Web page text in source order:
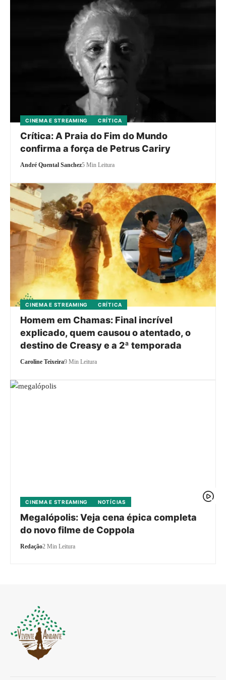
CINEMA E STREAMING CRÍTICA
Crítica: A Praia do Fim do Mundo
confirma a força de Petrus Cariry
André Quental Sanchez5 Min Leitura
CINEMA E STREAMING CRÍTICA
Homem em Chamas: Final incrível
explicado, quem causou o atentado, o
destino de Creasy e a 2ª temporada
Caroline Teixeira9 Min Leitura
CINEMA E STREAMING NOTÍCIAS
Megalópolis: Veja cena épica completa
do novo filme de Coppola
Redação2 Min Leitura